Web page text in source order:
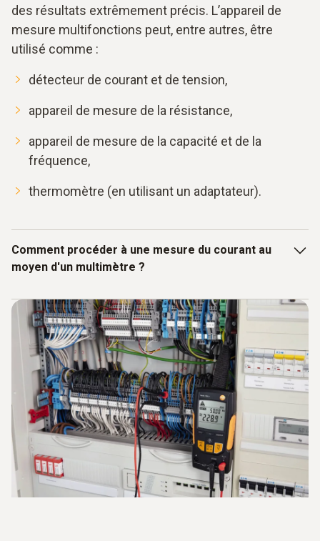
des résultats extrêmement précis. L’appareil de
mesure multifonctions peut, entre autres, être
utilisé comme :
détecteur de courant et de tension,
appareil de mesure de la résistance,
appareil de mesure de la capacité et de la
fréquence,
thermomètre (en utilisant un adaptateur).
Comment procéder à une mesure du courant au
moyen d'un multimètre ?
L’intensité du courant est mesurée en ampères et indique
la charge électrique parcourant une section définie pendant
une période donnée. Des appareils tels que des
ampèremétriquessont utilisés pour la mesurer.
multimètrepermet cependant également de mesurer
les courants continues et alternatifs.
Procédez comme suit pour mesurer le courant au
moyen d’unmultimètre?
Réglez l'étendue de mesure (démarrer avec une
étendue de mesure élevée pour les valeurs inconnues).